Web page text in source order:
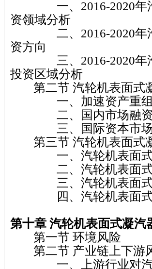
一、2016-2020年汽
资领域分析
二、2016-2020年汽
资方向
三、2016-2020年汽
投资区域分析
第二节 汽轮机表面式
一、加速资产重组
二、国内市场融资
三、国际资本市场
第三节 汽轮机表面式
一、汽轮机表面式凝
二、汽轮机表面式凝
三、汽轮机表面式凝
四、汽轮机表面式凝
第十章 汽轮机表面式凝汽
第一节 环境风险
第二节 产业链上下游
一、上游行业对汽轮